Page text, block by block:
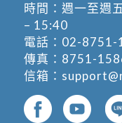
時間：週一至週
– 15:40
電話： 02-8751-
傳真：8751-
信箱：